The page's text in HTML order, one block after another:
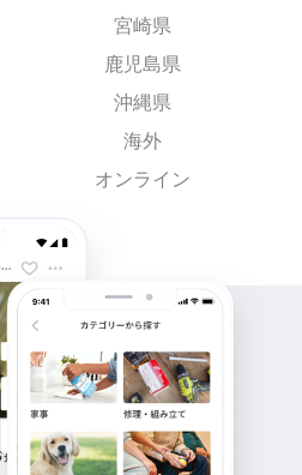
宮崎県
鹿児島県
沖縄県
海外
オンライン